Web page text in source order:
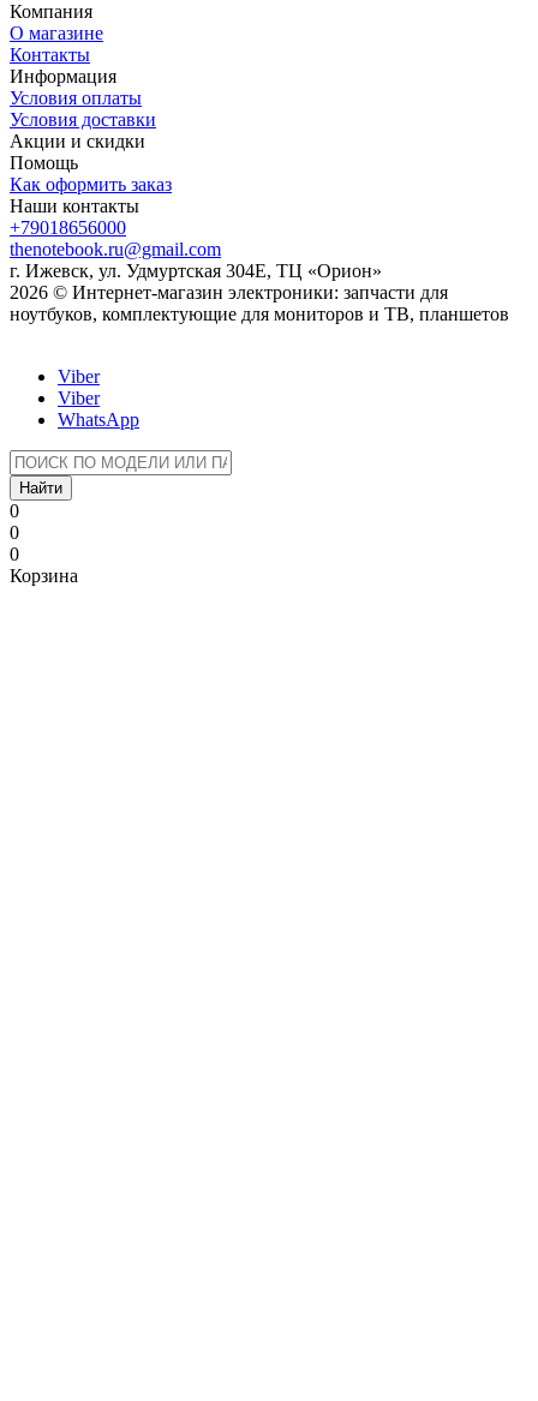
Компания
О магазине
Контакты
Информация
Условия оплаты
Условия доставки
Акции и скидки
Помощь
Как оформить заказ
Наши контакты
+79018656000
thenotebook.ru@gmail.com
г. Ижевск, ул. Удмуртская 304Е, ТЦ «Орион»
2026 © Интернет-магазин электроники: запчасти для
ноутбуков, комплектующие для мониторов и ТВ, планшетов
Viber
Viber
WhatsApp
Найти
0
0
0
Корзина